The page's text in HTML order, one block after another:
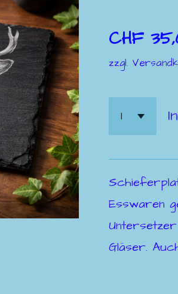
CHF
zzgl.
Esswaren
Gläser.